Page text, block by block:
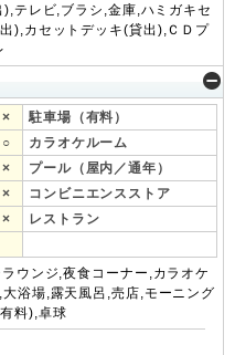
テレビ,ブラシ,金庫,ハミガキセ
),カセットデッキ(貸出),ＣＤプ
×
駐車場（有料）
○
カラオケルーム
×
プール（屋内／通年）
×
コンビニエンスストア
×
レストラン
ウンジ,夜食コーナー,カラオケ
浴場,露天風呂,売店,モーニング
料),卓球